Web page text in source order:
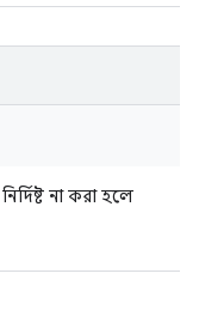
না করা হলে